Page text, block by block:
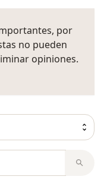
por
no pueden
opiniones.